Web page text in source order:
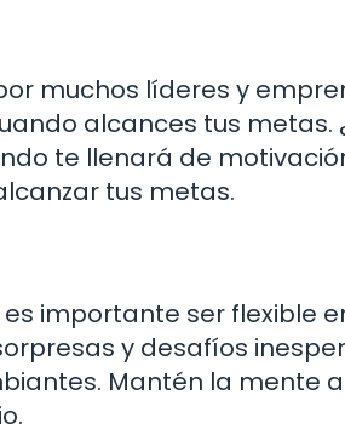
muchos líderes y
alcances tus metas.
te llenará de
tus metas.
importante ser flexible
y desafíos
Mantén la mente